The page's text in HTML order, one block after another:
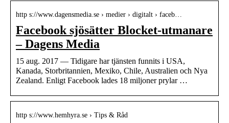
http s://www.dagensmedia.se › medier › digitalt › faceb…
Facebook sjösätter Blocket-utmanare
– Dagens Media
15 aug. 2017 — Tidigare har tjänsten funnits i USA,
Kanada, Storbritannien, Mexiko, Chile, Australien och Nya
Zealand. Enligt Facebook lades 18 miljoner prylar …
http s://www.hemhyra.se › Tips & Råd